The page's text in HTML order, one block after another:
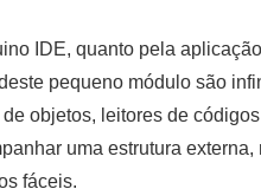
IDE, quanto pela
pequeno módulo são
objetos, leitores de
uma estrutura externa,
fáceis.